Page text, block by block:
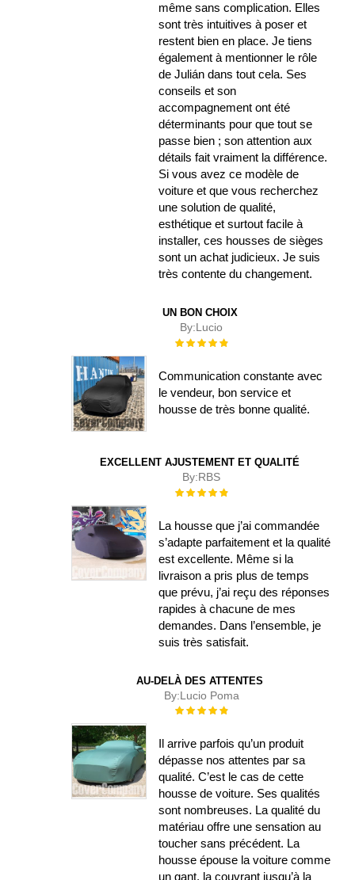
même sans complication. Elles
sont très intuitives à poser et
restent bien en place. Je tiens
également à mentionner le rôle
de Julián dans tout cela. Ses
conseils et son
accompagnement ont été
déterminants pour que tout se
passe bien ; son attention aux
détails fait vraiment la différence.
Si vous avez ce modèle de
voiture et que vous recherchez
une solution de qualité,
esthétique et surtout facile à
installer, ces housses de sièges
sont un achat judicieux. Je suis
très contente du changement.
UN BON CHOIX
By:Lucio
Évaluation :
Communication constante avec
le vendeur, bon service et
housse de très bonne qualité.
EXCELLENT AJUSTEMENT ET QUALITÉ
By:RBS
Évaluation :
La housse que j’ai commandée
s’adapte parfaitement et la qualité
est excellente. Même si la
livraison a pris plus de temps
que prévu, j’ai reçu des réponses
rapides à chacune de mes
demandes. Dans l’ensemble, je
suis très satisfait.
AU-DELÀ DES ATTENTES
By:Lucio Poma
Évaluation :
Il arrive parfois qu’un produit
dépasse nos attentes par sa
qualité. C’est le cas de cette
housse de voiture. Ses qualités
sont nombreuses. La qualité du
matériau offre une sensation au
toucher sans précédent. La
housse épouse la voiture comme
un gant, la couvrant jusqu’à la